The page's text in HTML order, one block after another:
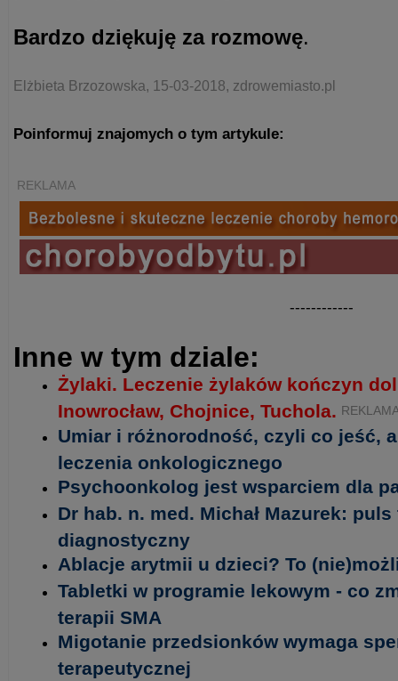
Bardzo dziękuję za rozmowę.
Elżbieta Brzozowska, 15-03-2018, zdrowemiasto.pl
Poinformuj znajomych o tym artykule:
REKLAMA
------------
Inne w tym dziale:
Żylaki. Leczenie żylaków kończyn
Inowrocław, Chojnice, Tuchola.
Umiar i różnorodność, czyli co jeść,
leczenia onkologicznego
Psychoonkolog jest wsparciem dla
Dr hab. n. med. Michał Mazurek:
diagnostyczny
Ablacje arytmii u dzieci? To
Tabletki w programie lekowym - co
terapii SMA
Migotanie przedsionków wymaga
terapeutycznej